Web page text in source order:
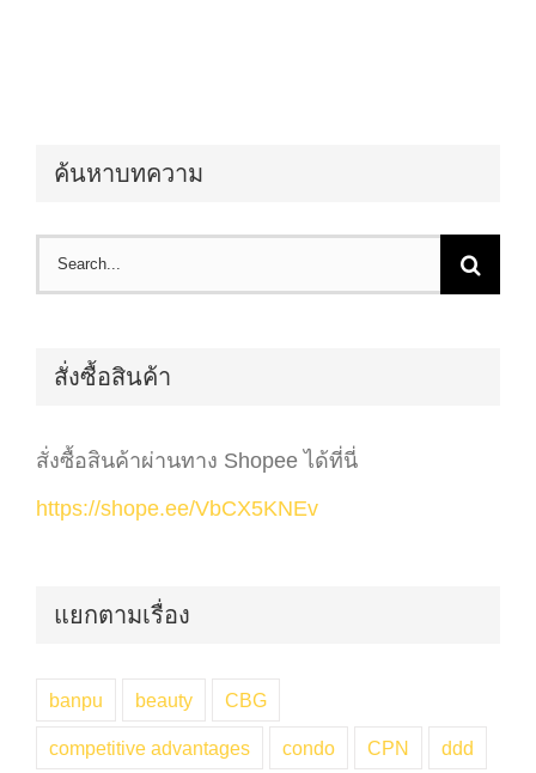
ค้นหาบทความ
Search
สั่งซื้อสินค้า
สั่งซื้อสินค้าผ่านทาง Shopee ได้ที่นี่
https://shope.ee/VbCX5KNEv
แยกตามเรื่อง
banpu beauty CBG
competitive advantages condo CPN ddd